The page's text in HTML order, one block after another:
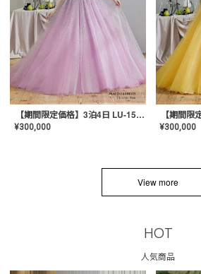
【期間限定価格】3泊4日 LU-1501(Pink)
¥300,000 ¥300,000
View more
HOT
人気商品